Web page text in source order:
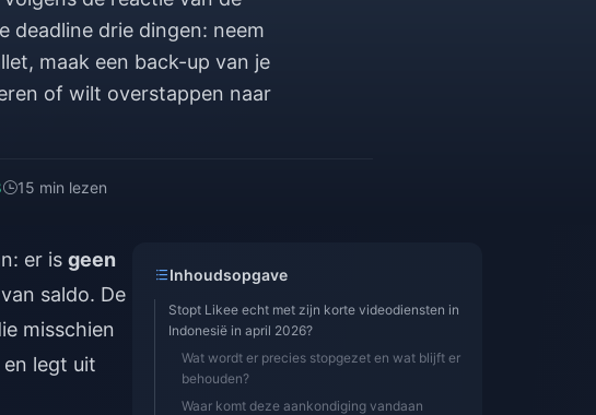
deadline drie dingen: neem
maak een back-up van je
of wilt overstappen naar
15 min lezen
er is geen
saldo. De
misschien
legt uit
Inhoudsopgave
Stopt Likee echt met zijn korte videodiensten in
Indonesië in april 2026?
Wat wordt er precies stopgezet en wat blijft er
behouden?
Waar komt deze aankondiging vandaan